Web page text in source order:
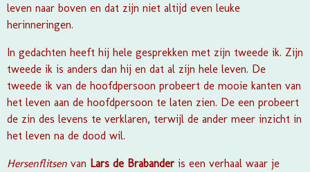
leven naar boven en dat zijn niet altijd even leuke
herinneringen.
In gedachten heeft hij hele gesprekken met zijn tweede ik. Zijn
tweede ik is anders dan hij en dat al zijn hele leven. De
tweede ik van de hoofdpersoon probeert de mooie kanten van
het leven aan de hoofdpersoon te laten zien. De een probeert
de zin des levens te verklaren, terwijl de ander meer inzicht in
het leven na de dood wil.
Hersenflitsen van Lars de Brabander is een verhaal waar je